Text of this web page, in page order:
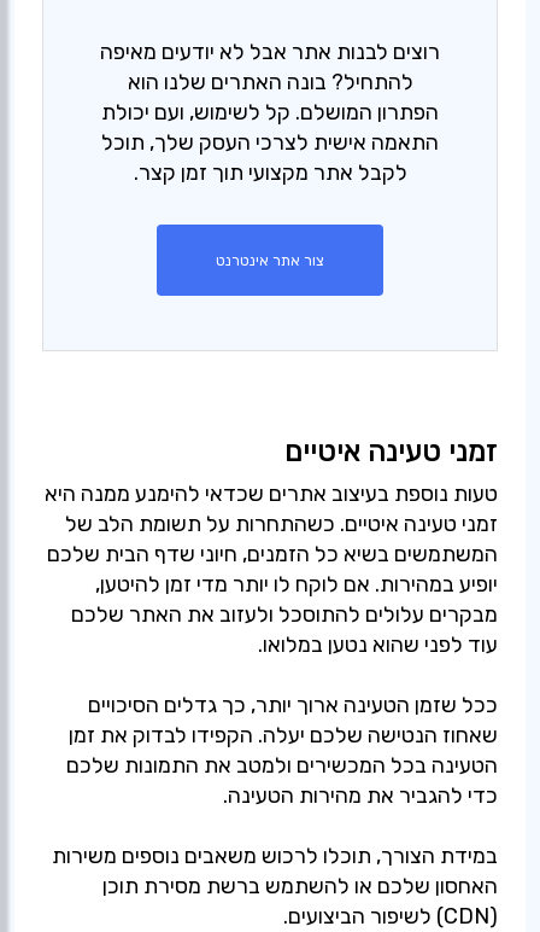
רוצים לבנות אתר אבל לא יודעים מאיפה
להתחיל? בונה האתרים שלנו הוא
הפתרון המושלם. קל לשימוש, ועם יכולת
התאמה אישית לצרכי העסק שלך, תוכל
לקבל אתר מקצועי תוך זמן קצר.
צור אתר אינטרנט
זמני טעינה איטיים
טעות נוספת בעיצוב אתרים שכדאי להימנע ממנה היא
זמני טעינה איטיים. כשהתחרות על תשומת הלב של
המשתמשים בשיא כל הזמנים, חיוני שדף הבית שלכם
יופיע במהירות. אם לוקח לו יותר מדי זמן להיטען,
מבקרים עלולים להתוסכל ולעזוב את האתר שלכם
עוד לפני שהוא נטען במלואו.
ככל שזמן הטעינה ארוך יותר, כך גדלים הסיכויים
שאחוז הנטישה שלכם יעלה. הקפידו לבדוק את זמן
הטעינה בכל המכשירים ולמטב את התמונות שלכם
כדי להגביר את מהירות הטעינה.
במידת הצורך, תוכלו לרכוש משאבים נוספים משירות
האחסון שלכם או להשתמש ברשת מסירת תוכן
(CDN) לשיפור הביצועים.